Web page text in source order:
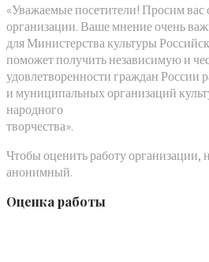
«Уважаемые посетители! Просим вас
организации. Ваше мнение очень
для Министерства культуры
поможет получить независимую и
удовлетворенности граждан России
и муниципальных организаций
народного
творчества».
Чтобы оценить работу организации,
анонимный.
Оценка работы